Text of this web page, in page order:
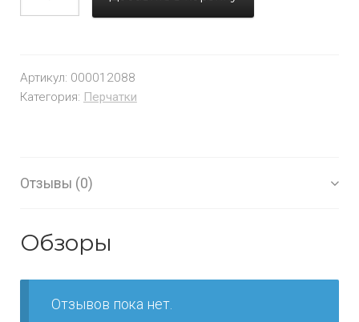
Артикул: 000012088
Категория: Перчатки
Отзывы (0)
Обзоры
Отзывов пока нет.